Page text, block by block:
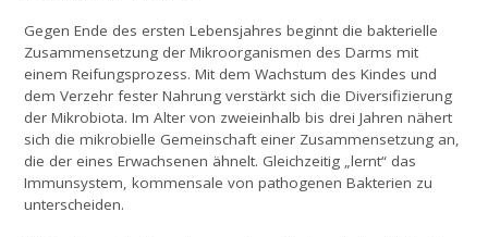
Gegen Ende des ersten Lebensjahres beginnt die bakterielle
Zusammensetzung der Mikroorganismen des Darms mit
einem Reifungsprozess. Mit dem Wachstum des Kindes und
dem Verzehr fester Nahrung verstärkt sich die Diversifizierung
der Mikrobiota. Im Alter von zweieinhalb bis drei Jahren nähert
sich die mikrobielle Gemeinschaft einer Zusammensetzung an,
die der eines Erwachsenen ähnelt. Gleichzeitig „lernt“ das
Immunsystem, kommensale von pathogenen Bakterien zu
unterscheiden.